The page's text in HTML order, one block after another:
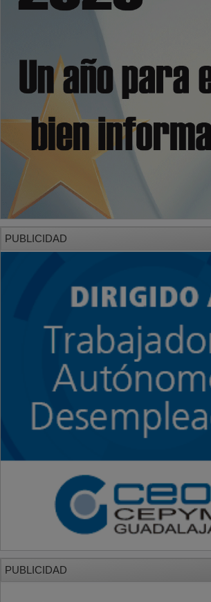
PUBLICIDAD
PUBLICIDAD